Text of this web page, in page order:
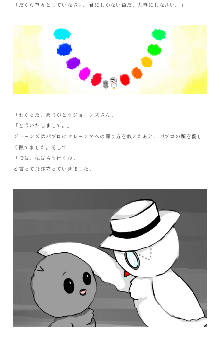
「だから堂々としていなさい。君にしかない色だ、大事にしなさい。」
「わかった、ありがとうジョーンズさん。」
「どういたしまして。」
ジョーンズはパブロにマレーシアへの帰り方を教えたあと、パブロの頭を優し
く撫でました。そして
「では、私はもう行くね。」
と言って飛び立っていきました。